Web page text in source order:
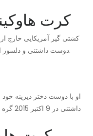
کرت
کشتی گیر آمریکایی خارج
دوست داشتنی و دلسوز است. کرت مردی خوشبخت و متاهل است.
او با دوست دختر دیرینه